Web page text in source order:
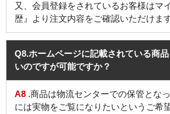
又、会員登録をされているお客様はマ
歴』より注文内容をご確認いただけます
Q8.ホームページに記載されている商
いのですが可能ですか？
A8 .商品は物流センターでの保管とな
には実物をご覧になりたいというご希